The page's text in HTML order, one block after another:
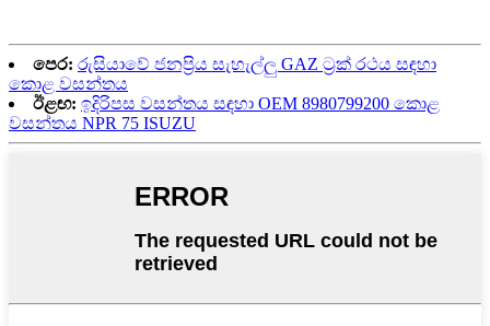
පෙර: රුසියාවේ ජනප්‍රිය සැහැල්ලු GAZ ට්‍රක් රථය සඳහා
කොළ වසන්තය
ඊළඟ: ඉදිරිපස වසන්තය සඳහා OEM 8980799200 කොළ
වසන්තය NPR 75 ISUZU